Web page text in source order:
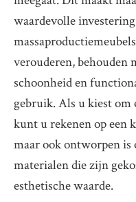
waardevolle
verouderen, behouden
schoonheid en
gebruik. Als u kiest om
kunt u rekenen op een
maar ook ontworpen is
materialen die zijn
esthetische waarde.